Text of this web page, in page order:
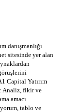
danışmanlığı
sitesinde yer alan
Capital Yatırım
Analiz, fikir ve
amacı
tablo ve